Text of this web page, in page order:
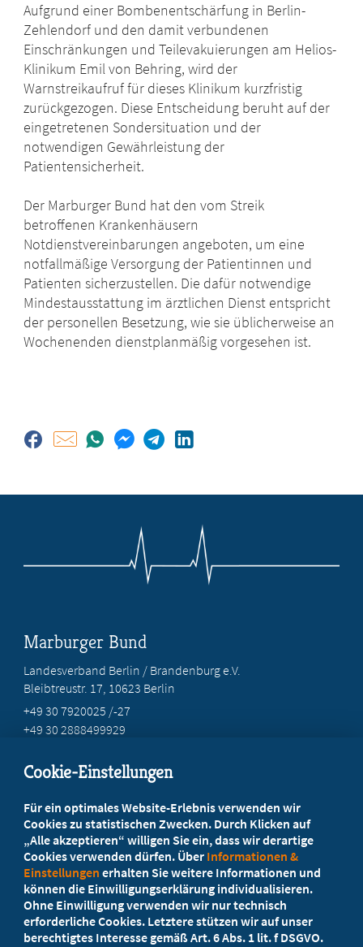
Aufgrund einer Bombenentschärfung in Berlin-
Zehlendorf und den damit verbundenen
Einschränkungen und Teilevakuierungen am Helios-
Klinikum Emil von Behring, wird der
Warnstreikaufruf für dieses Klinikum kurzfristig
zurückgezogen. Diese Entscheidung beruht auf der
eingetretenen Sondersituation und der
notwendigen Gewährleistung der
Patientensicherheit.
Der Marburger Bund hat den vom Streik
betroffenen Krankenhäusern
Notdienstvereinbarungen angeboten, um eine
notfallmäßige Versorgung der Patientinnen und
Patienten sicherzustellen. Die dafür notwendige
Mindestausstattung im ärztlichen Dienst entspricht
der personellen Besetzung, wie sie üblicherweise an
Wochenenden dienstplanmäßig vorgesehen ist.
Marburger Bund
Landesverband Berlin / Brandenburg e.V.
Bleibtreustr. 17, 10623 Berlin
+49 30 7920025 /-27
+49 30 2888499929
Ihr Landesverband berät Sie!
Ansprechpartner
Werden Sie jetzt Mitglied
Cookie-Einstellungen
Für ein optimales Website-Erlebnis verwenden wir
Cookies zu statistischen Zwecken. Durch Klicken auf
„Alle akzeptieren“ willigen Sie ein, dass wir derartige
Cookies verwenden dürfen. Über Informationen &
Einstellungen erhalten Sie weitere Informationen und
können die Einwilligungserklärung individualisieren.
Ohne Einwilligung verwenden wir nur technisch
erforderliche Cookies. Letztere stützen wir auf unser
berechtigtes Interesse gemäß Art. 6 Abs. 1 lit. f DSGVO.